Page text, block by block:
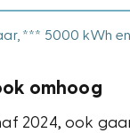
*** 5000 kWh
omhoog
2024, ook